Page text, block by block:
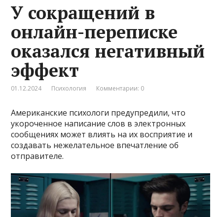
У сокращений в
онлайн-переписке
оказался негативный
эффект
01.12.2024 Психология Комментарии: 0
Американские психологи предупредили, что
укороченное написание слов в электронных
сообщениях может влиять на их восприятие и
создавать нежелательное впечатление об
отправителе.